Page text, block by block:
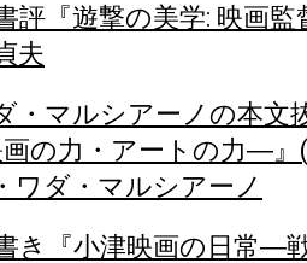
評『遊撃の美学: 映画
夫
・マルシアーノの本文
画の力・アートの力―
ワダ・マルシアーノ
き『小津映画の日常―